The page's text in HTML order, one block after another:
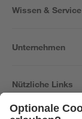
Wissen & Service
Unternehmen
Nützliche Links